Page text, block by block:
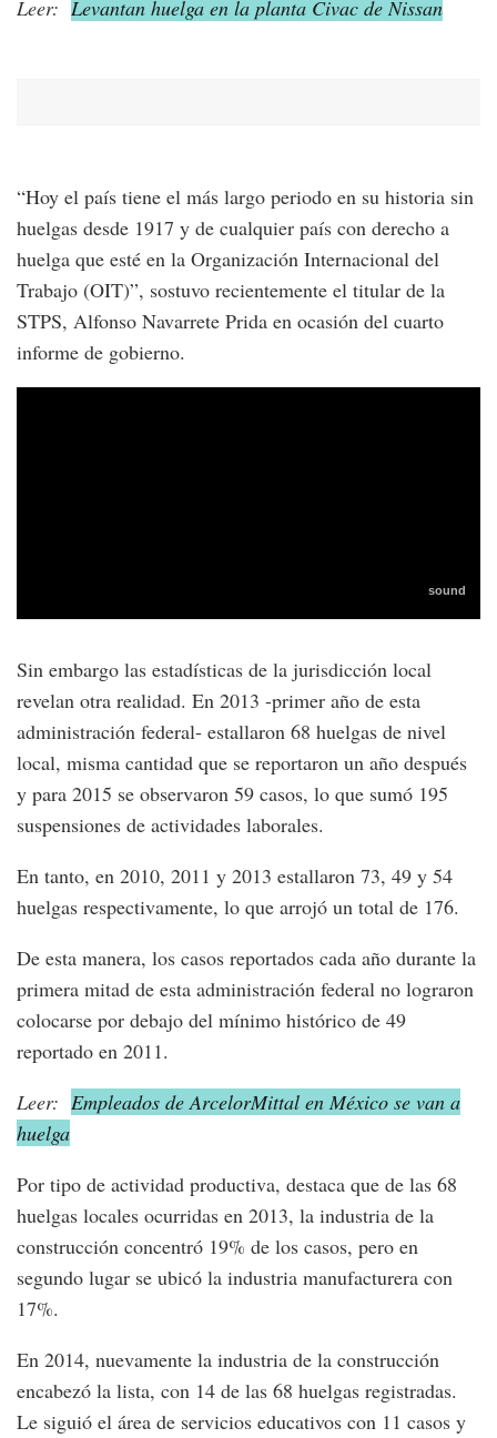
Leer: Levantan huelga en la planta Civac de Nissan
“Hoy el país tiene el más largo periodo en su historia sin
huelgas desde 1917 y de cualquier país con derecho a
huelga que esté en la Organización Internacional del
Trabajo (OIT)”, sostuvo recientemente el titular de la
STPS, Alfonso Navarrete Prida en ocasión del cuarto
informe de gobierno.
Sin embargo las estadísticas de la jurisdicción local
revelan otra realidad. En 2013 -primer año de esta
administración federal- estallaron 68 huelgas de nivel
local, misma cantidad que se reportaron un año después
y para 2015 se observaron 59 casos, lo que sumó 195
suspensiones de actividades laborales.
En tanto, en 2010, 2011 y 2013 estallaron 73, 49 y 54
huelgas respectivamente, lo que arrojó un total de 176.
De esta manera, los casos reportados cada año durante la
primera mitad de esta administración federal no lograron
colocarse por debajo del mínimo histórico de 49
reportado en 2011.
Leer: Empleados de ArcelorMittal en México se van a
huelga
Por tipo de actividad productiva, destaca que de las 68
huelgas locales ocurridas en 2013, la industria de la
construcción concentró 19% de los casos, pero en
segundo lugar se ubicó la industria manufacturera con
17%.
En 2014, nuevamente la industria de la construcción
encabezó la lista, con 14 de las 68 huelgas registradas.
Le siguió el área de servicios educativos con 11 casos y